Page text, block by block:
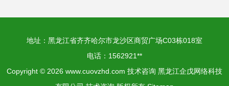
地址：黑龙江省齐齐哈尔市龙沙区商贸广场C03栋018室
电话：1562921**
Copyright © 2026 www.cuovzhd.com 技术咨询 黑龙江企戊网络科技